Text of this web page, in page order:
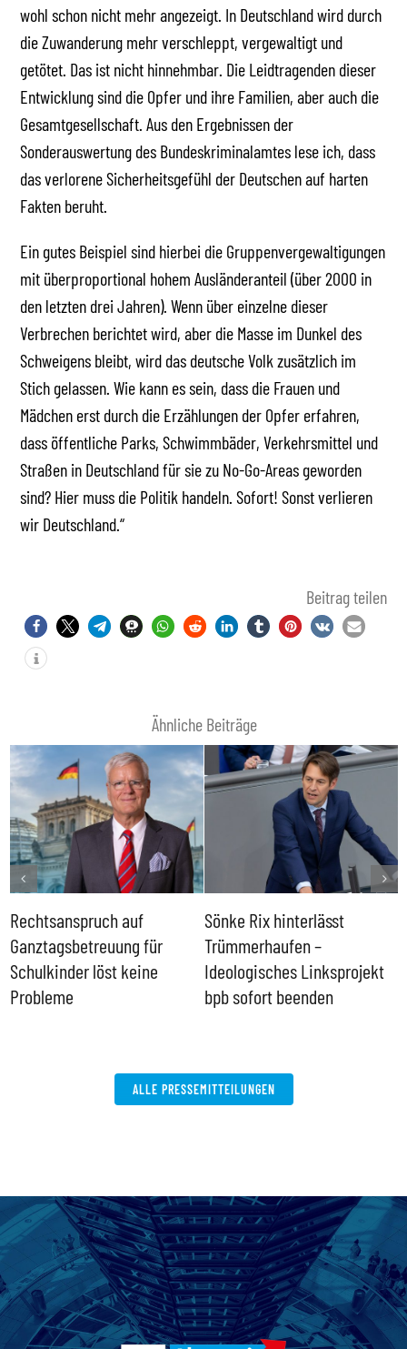
wohl schon nicht mehr angezeigt. In Deutschland wird durch
die Zuwanderung mehr verschleppt, vergewaltigt und
getötet. Das ist nicht hinnehmbar. Die Leidtragenden dieser
Entwicklung sind die Opfer und ihre Familien, aber auch die
Gesamtgesellschaft. Aus den Ergebnissen der
Sonderauswertung des Bundeskriminalamtes lese ich, dass
das verlorene Sicherheitsgefühl der Deutschen auf harten
Fakten beruht.
Ein gutes Beispiel sind hierbei die Gruppenvergewaltigungen
mit überproportional hohem Ausländeranteil (über 2000 in
den letzten drei Jahren). Wenn über einzelne dieser
Verbrechen berichtet wird, aber die Masse im Dunkel des
Schweigens bleibt, wird das deutsche Volk zusätzlich im
Stich gelassen. Wie kann es sein, dass die Frauen und
Mädchen erst durch die Erzählungen der Opfer erfahren,
dass öffentliche Parks, Schwimmbäder, Verkehrsmittel und
Straßen in Deutschland für sie zu No-Go-Areas geworden
sind? Hier muss die Politik handeln. Sofort! Sonst verlieren
wir Deutschland.“
Beitrag teilen
Ähnliche Beiträge
Rechtsanspruch auf
Ganztagsbetreuung für
Schulkinder löst keine
Probleme
Sönke Rix hinterlässt
Trümmerhaufen –
Ideologisches Linksprojekt
bpb sofort beenden
ALLE PRESSEMITTEILUNGEN